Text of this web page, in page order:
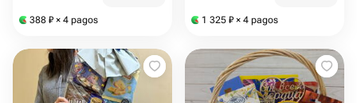
388 ₽ × 4 pagos 1 325 ₽ × 4 pagos